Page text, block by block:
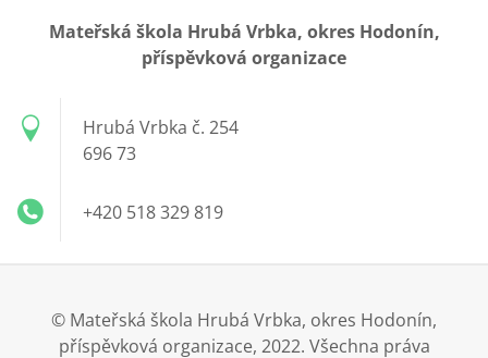
Mateřská škola Hrubá Vrbka, okres Hodonín,
příspěvková organizace
Hrubá Vrbka č. 254
696 73
+420 518 329 819
© Mateřská škola Hrubá Vrbka, okres Hodonín,
příspěvková organizace, 2022. Všechna práva